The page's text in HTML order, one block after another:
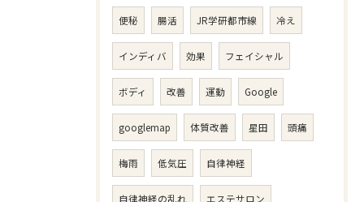
便秘 腸活 JR学研都市線 冷え
インディバ 効果 フェイシャル
ボディ 改善 運動 Google
googlemap 体質改善 星田 頭痛
梅雨 低気圧 自律神経
自律神経の乱れ エステサロン